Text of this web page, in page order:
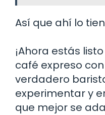
Así que ahí lo
¡Ahora estás
café expreso
verdadero
experimentar y
que mejor se